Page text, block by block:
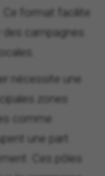
Ce format facilite
campagnes
nécessite une
zones
comme
une part
Ces pôles